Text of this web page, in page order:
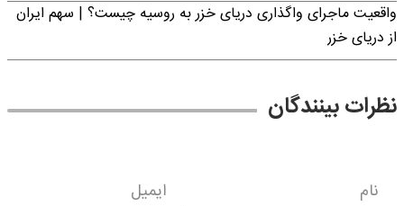
واقعیت ماجرای واگذاری دریای خزر به روسیه چیست؟ | سهم ایران
از دریای خزر
نظرات بینندگان
نام ایمیل